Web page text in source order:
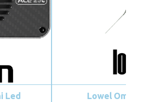
Omni Sürekli Işık Seti